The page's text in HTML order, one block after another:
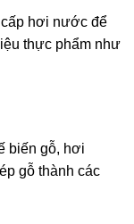
hơi nước để
thực phẩm như
biến gỗ, hơi
gỗ thành các